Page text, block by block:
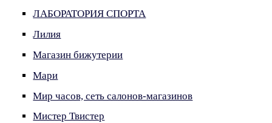
ЛАБОРАТОРИЯ СПОРТА
Лилия
Магазин бижутерии
Мари
Мир часов, сеть салонов-магазинов
Мистер Твистер